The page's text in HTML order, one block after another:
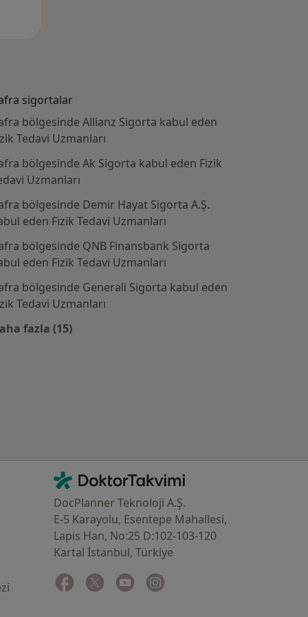
hastalıklardan bazıları
sigortalar
bölgesinde Allianz Sigorta kabul eden
Tedavi Uzmanları
bölgesinde Ak Sigorta kabul eden Fizik
Uzmanları
bölgesinde Demir Hayat Sigorta A.Ş.
eden Fizik Tedavi Uzmanları
bölgesinde QNB Finansbank Sigorta
eden Fizik Tedavi Uzmanları
bölgesinde Generali Sigorta kabul eden
Tedavi Uzmanları
fazla (15)
İletişim
DoktorTakvimi - Ana Sayfa
DocPlanner Teknoloji A.Ş.
E-5 Karayolu, Esentepe Mahallesi,
Lapis Han, No:25 D:102-103-120
Kartal İstanbul, Türkiye
Facebook
yeni bir sekmede açılır
Twitter
yeni bir sekmede açılır
Youtube
yeni bir sekmede açılır